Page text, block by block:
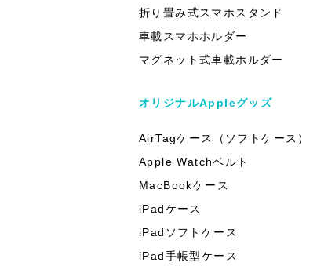
折り畳み式スマホスタンド
車載スマホホルダー
マグネット式車載ホルダー
オリジナルAppleグッズ
AirTagケース（ソフトケース）
Apple Watchベルト
MacBookケース
iPadケース
iPadソフトケース
iPad手帳型ケース